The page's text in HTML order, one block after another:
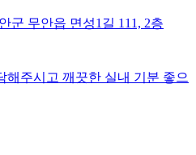
군 무안읍 면성1길 111, 2층
해주시고 깨끗한 실내 기분 좋으